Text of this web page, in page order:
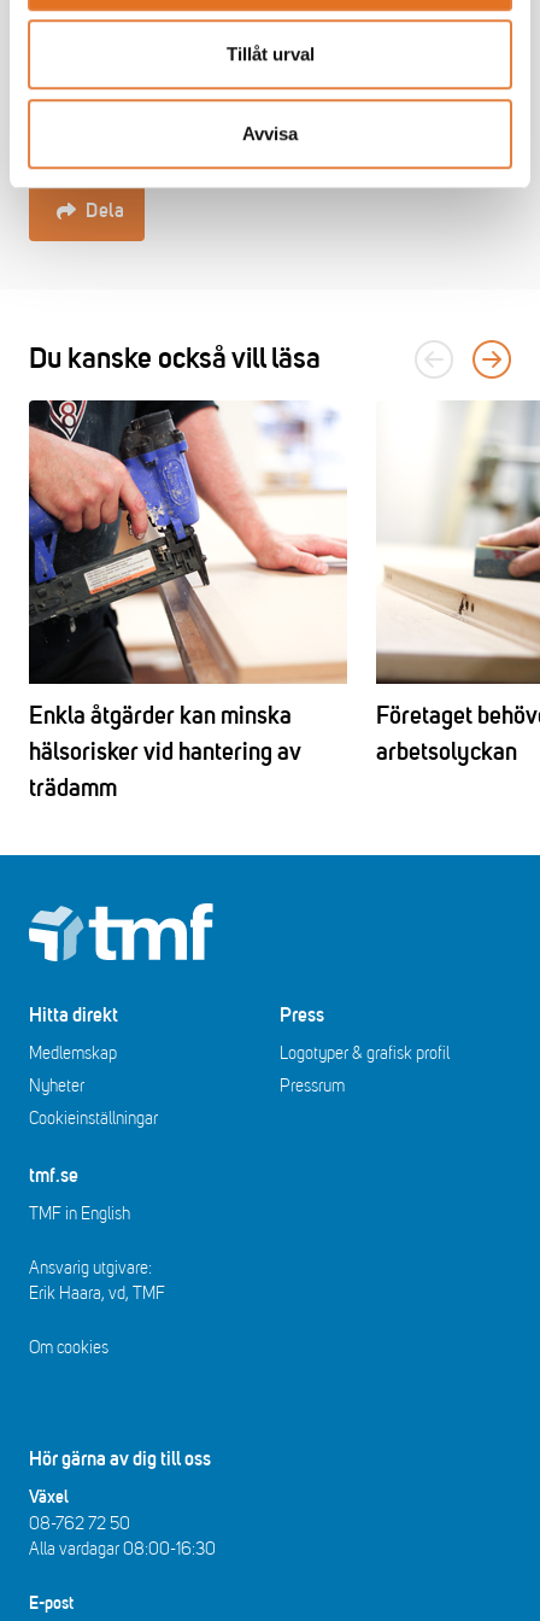
Tillåt urval
Avvisa
Missa inte att anmäla dig till -> Nyttig lunch
Här kan du läsa mer omArbetsmiljöverkets arbete
Dela
Du kanske också vill läsa
Enkla åtgärder kan minska
hälsorisker vid hantering av
trädamm
Företaget
arbetsolyckan
Footer
Hitta direkt
Medlemskap
Nyheter
Cookieinställningar
Press
Logotyper & grafisk profil
Pressrum
tmf.se
TMF in English
Ansvarig utgivare:
Erik Haara, vd, TMF
Om cookies
Hör gärna av dig till oss
Växel
08-762 72 50
Alla vardagar 08:00-16:30​​
E-post